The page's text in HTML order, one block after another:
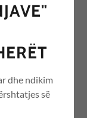
E
dhe ndikim
së